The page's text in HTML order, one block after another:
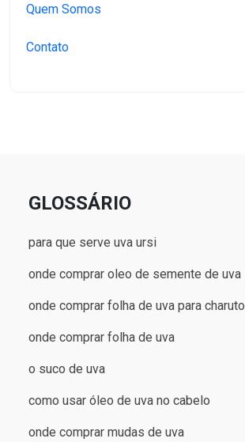
Quem Somos
Contato
GLOSSÁRIO
para que serve uva ursi
onde comprar oleo de semente de uva
onde comprar folha de uva para charuto
onde comprar folha de uva
o suco de uva
como usar óleo de uva no cabelo
onde comprar mudas de uva